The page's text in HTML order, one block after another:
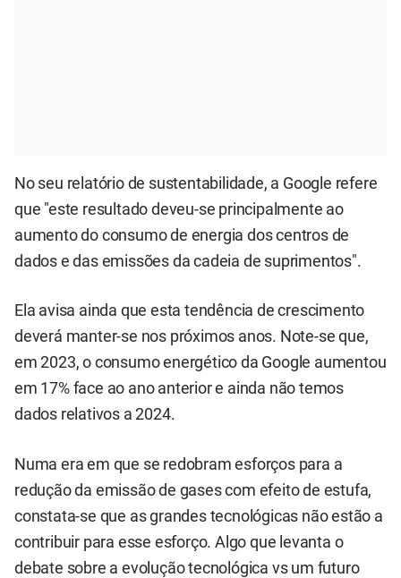
No seu relatório de sustentabilidade, a Google refere
que "este resultado deveu-se principalmente ao
aumento do consumo de energia dos centros de
dados e das emissões da cadeia de suprimentos".
Ela avisa ainda que esta tendência de crescimento
deverá manter-se nos próximos anos. Note-se que,
em 2023, o consumo energético da Google aumentou
em 17% face ao ano anterior e ainda não temos
dados relativos a 2024.
Numa era em que se redobram esforços para a
redução da emissão de gases com efeito de estufa,
constata-se que as grandes tecnológicas não estão a
contribuir para esse esforço. Algo que levanta o
debate sobre a evolução tecnológica vs um futuro